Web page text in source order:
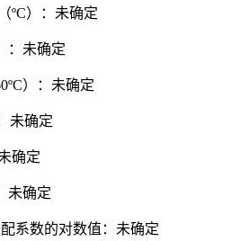
ºC）：未确定
：未确定
）：未确定
未确定
确定
未确定
系数的对数值：未确定